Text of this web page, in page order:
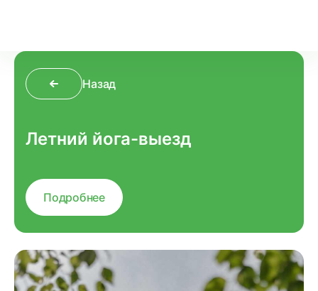
Назад
Летний йога-выезд
Подробнее